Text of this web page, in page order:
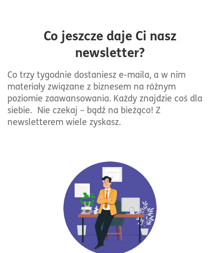
Co jeszcze daje Ci nasz
newsletter?
Co trzy tygodnie dostaniesz e-maila, a w nim
materiały związane z biznesem na różnym
poziomie zaawansowania. Każdy znajdzie coś dla
siebie. Nie czekaj – bądź na bieżąco! Z
newsletterem wiele zyskasz.